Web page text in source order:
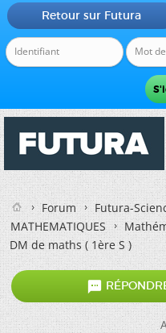
Retour sur Futura
Forum
Futura-
MATHEMATIQUES
DM de maths ( 1ère S )
